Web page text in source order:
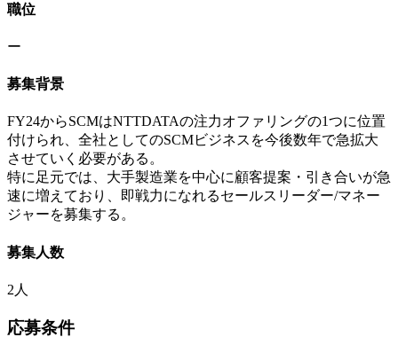
職位
ー
募集背景
FY24からSCMはNTTDATAの注力オファリングの1つに位置
付けられ、全社としてのSCMビジネスを今後数年で急拡大
させていく必要がある。
特に足元では、大手製造業を中心に顧客提案・引き合いが急
速に増えており、即戦力になれるセールスリーダー/マネー
ジャーを募集する。
募集人数
2人
応募条件